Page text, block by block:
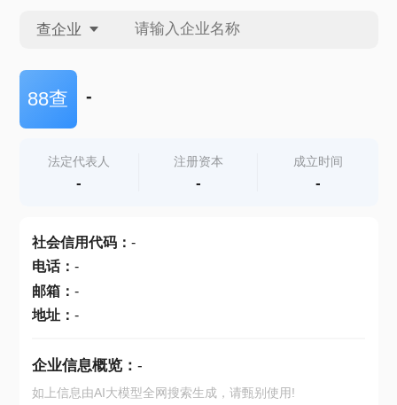
查企业
查企业
查产地
88查 -
法定代表人
-
注册资本
-
成立时间
-
社会信用代码： -
电话： -
邮箱： -
地址： -
企业信息概览： -
如上信息由AI大模型全网搜索生成，请甄别使用!